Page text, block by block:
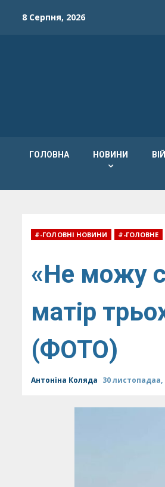
8 Серпня, 2026
ГОЛОВНА НОВИНИ
#-ГОЛОВНІ НОВИНИ #-ГОЛОВНЕ
«Не можу
матір
(ФОТО)
Антоніна Коляда 30 листопадаа,